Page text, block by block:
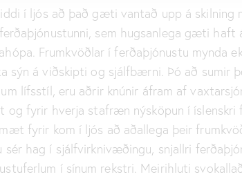
í ljós að það gæti vantað upp á skilning
sem hugsanlega gæti haft
Frumkvöðlar í ferðaþjónustu mynda
sýn á viðskipti og sjálfbærni. Þó að sumir
lífsstíl, eru aðrir knúnir áfram af
og fyrir hverja stafræn nýsköpun í íslenskri
fyrir kom í ljós að aðallega þeir
sér hag í sjálfvirknivæðingu, snjallri
í sínum rekstri. Meirihluti